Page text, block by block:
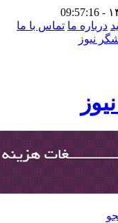
09:57:16
درباره ما تماس با ما